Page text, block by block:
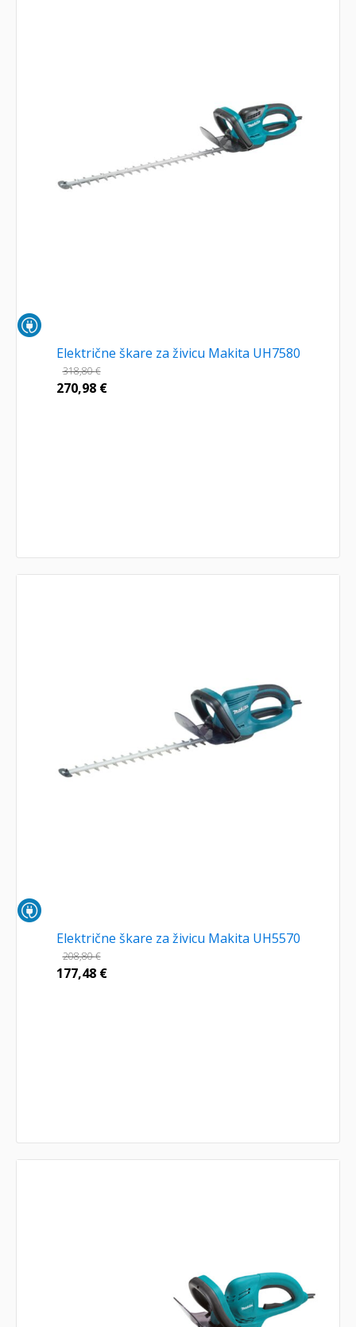
Električne škare za živicu Makita UH7580
318,80€
270,98 €
Električne škare za živicu Makita UH5570
208,80€
177,48 €